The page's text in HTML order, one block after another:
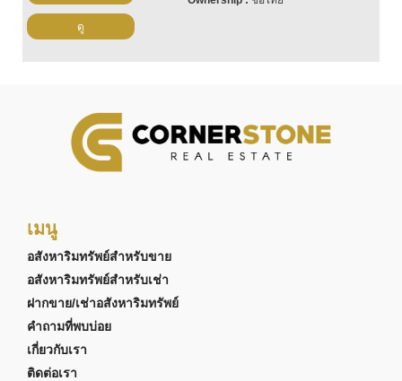
ดู
เมนู
อสังหาริมทรัพย์สำหรับขาย
อสังหาริมทรัพย์สำหรับเช่า
ฝากขาย/เช่าอสังหาริมทรัพย์
คำถามที่พบบ่อย
เกี่ยวกับเรา
ติดต่อเรา